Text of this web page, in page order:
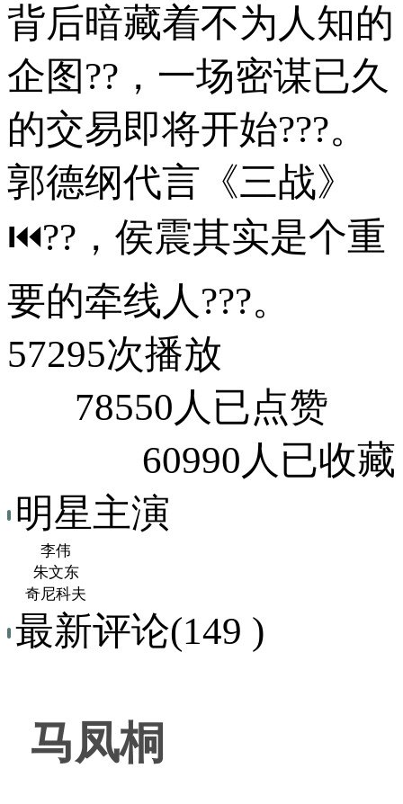
背后暗藏着不为人知的
企图??，一场密谋已久
的交易即将开始???。
郭德纲代言《三战》
⏮??，侯震其实是个重
要的牵线人???。
57295次播放
78550人已点赞
60990人已收藏
明星主演
李伟
朱文东
奇尼科夫
最新评论(149 )
马凤桐